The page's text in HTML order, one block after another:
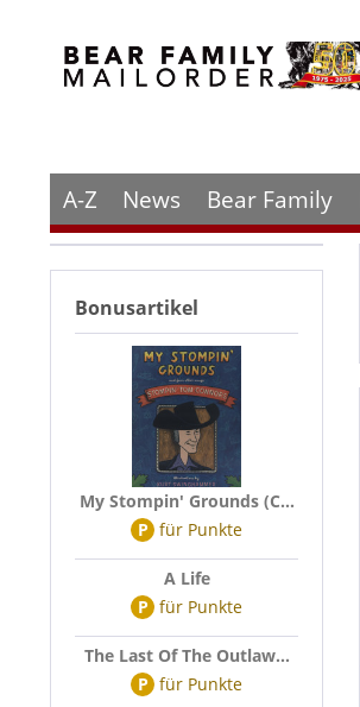
A-Z News Bear Family
Bonusartikel
My Stompin' Grounds (C...
P für Punkte
A Life
P für Punkte
The Last Of The Outlaw...
P für Punkte